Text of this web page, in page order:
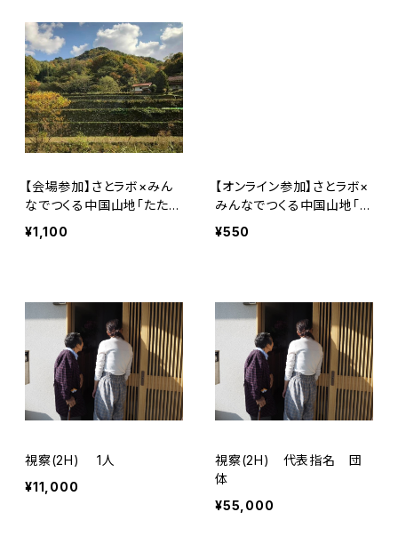
【会場参加】さとラボ×みん
なでつくる中国山地「たたら
から見える中国山地の持続
可能性」
¥1,100
【オンライン参加】さとラボ×
みんなでつくる中国山地「た
たらから見える中国山地の
¥550
視察(2H) 1人
¥11,000
視察(2H) 代表指名 団
体
¥55,000